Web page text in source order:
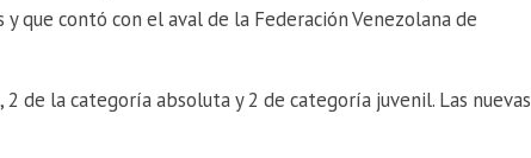
que contó con el aval de la Federación Venezolana de
de la categoría absoluta y 2 de categoría juvenil. Las nuevas